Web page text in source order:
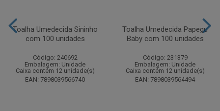
Toalha Umedecida Sininho
com 100 unidades
Código: 240692
Embalagem: Unidade
Caixa contém 12 unidade(s)
EAN: 7898039566740
Toalha Umedecida Papegu
Baby com 100 unidades
Código: 231379
Embalagem: Unidade
Caixa contém 12 unidade(s)
EAN: 7898039564494